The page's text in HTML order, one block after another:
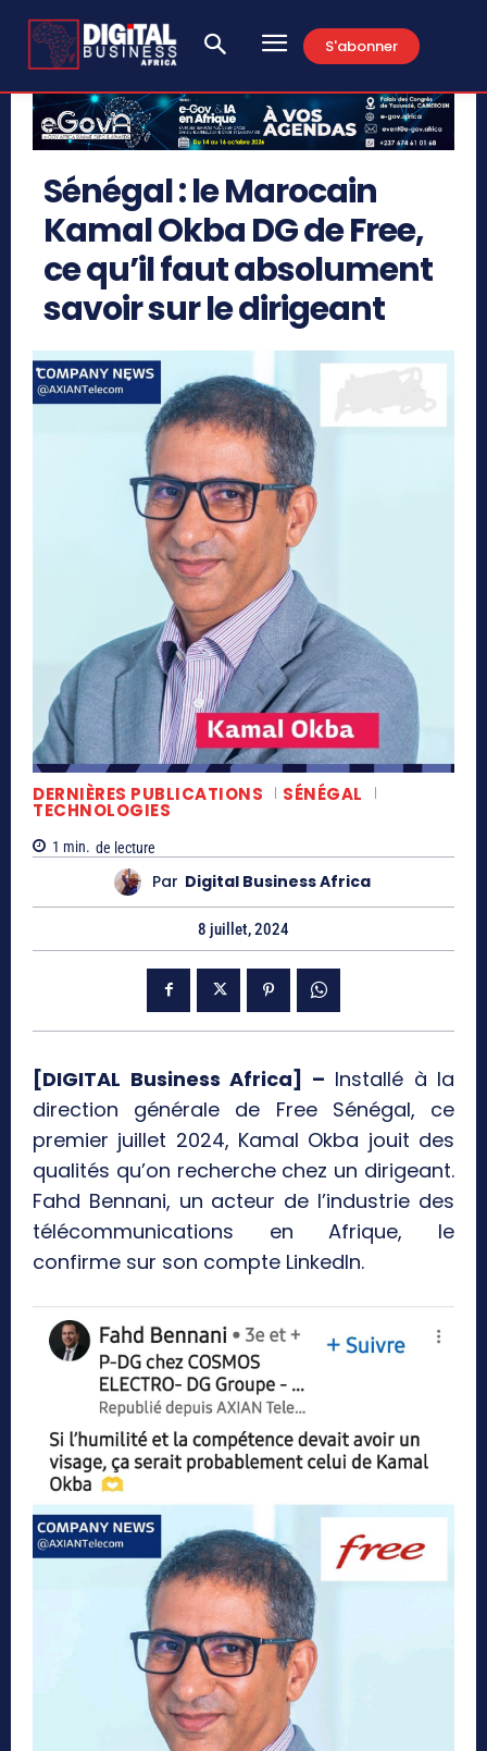
S'abonner
Sénégal : le Marocain
Kamal Okba DG de Free,
ce qu’il faut absolument
savoir sur le dirigeant
DERNIÈRES PUBLICATIONS SÉNÉGAL
TECHNOLOGIES
1 min. de lecture
Par Digital Business Africa
8 juillet, 2024
[DIGITAL Business Africa] – Installé à la
direction générale de Free Sénégal, ce
premier juillet 2024, Kamal Okba jouit des
qualités qu’on recherche chez un dirigeant.
Fahd Bennani, un acteur de l’industrie des
télécommunications en Afrique, le
confirme sur son compte Linkedln.